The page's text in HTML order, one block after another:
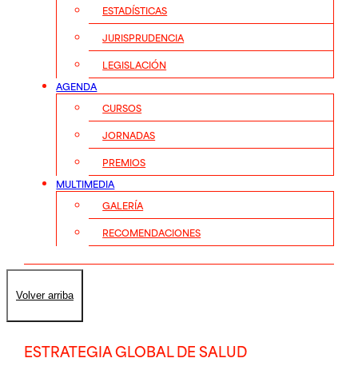
ESTADÍSTICAS
JURISPRUDENCIA
LEGISLACIÓN
AGENDA
CURSOS
JORNADAS
PREMIOS
MULTIMEDIA
GALERÍA
RECOMENDACIONES
Volver arriba
ESTRATEGIA GLOBAL DE SALUD